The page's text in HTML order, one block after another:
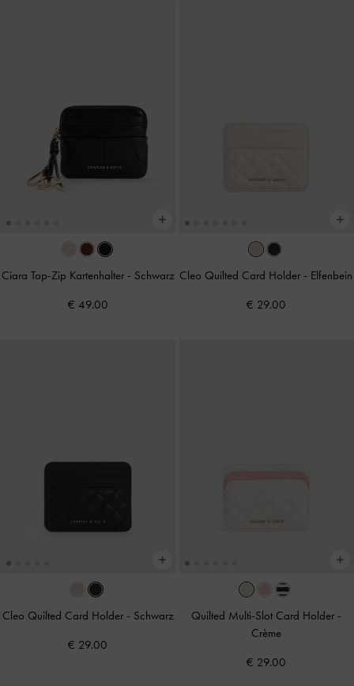
Ciara Top-Zip Kartenhalter - Schwarz
€ 49.00
Cleo Quilted Card Holder - Elfenbein
€ 29.00
Cleo Quilted Card Holder - Schwarz
€ 29.00
Quilted Multi-Slot Card Holder -
Crème
€ 29.00